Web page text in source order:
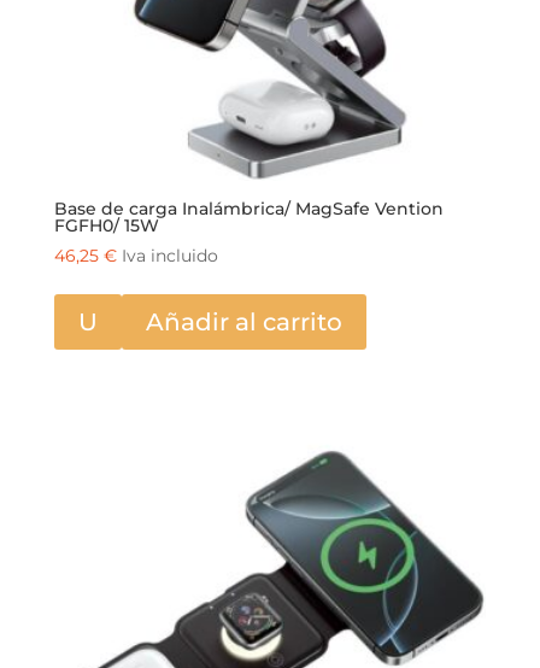
Base de carga Inalámbrica/ MagSafe Vention
FGFH0/ 15W
46,25 € Iva incluido
U Añadir al carrito